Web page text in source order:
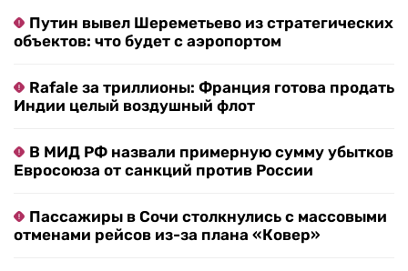
Путин вывел Шереметьево из стратегических
объектов: что будет с аэропортом
Rafale за триллионы: Франция готова продать
Индии целый воздушный флот
В МИД РФ назвали примерную сумму убытков
Евросоюза от санкций против России
Пассажиры в Сочи столкнулись с массовыми
отменами рейсов из-за плана «Ковер»